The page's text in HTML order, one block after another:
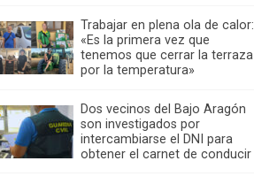
Trabajar en plena ola de calor:
«Es la primera vez que
tenemos que cerrar la terraza
por la temperatura»
Dos vecinos del Bajo Aragón
son investigados por
intercambiarse el DNI para
obtener el carnet de conducir